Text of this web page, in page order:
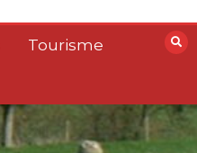
Tourisme